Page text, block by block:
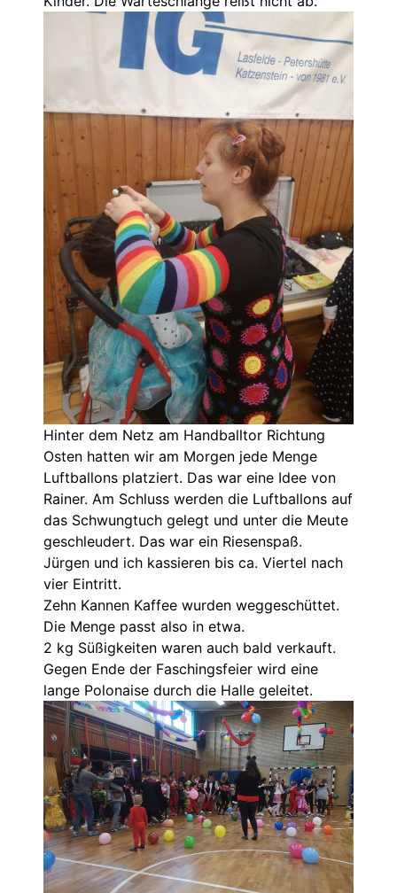
Hinter dem Netz am Handballtor Richtung
Osten hatten wir am Morgen jede Menge
Luftballons platziert. Das war eine Idee von
Rainer. Am Schluss werden die Luftballons auf
das Schwungtuch gelegt und unter die Meute
geschleudert. Das war ein Riesenspaß.
Jürgen und ich kassieren bis ca. Viertel nach
vier Eintritt.
Zehn Kannen Kaffee wurden weggeschüttet.
Die Menge passt also in etwa.
2 kg Süßigkeiten waren auch bald verkauft.
Gegen Ende der Faschingsfeier wird eine
lange Polonaise durch die Halle geleitet.